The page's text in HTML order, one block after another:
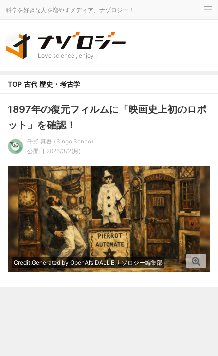
科学を好きな人を増やすメディア、ナゾロジー！
Love science , enjoy !
TOP 古代 歴史・考古学
1897年の復元フィルムに「映画史上初のロボ
ット」を確認！
千野 真吾
Singo Senno
公開日 2026/3/2(月)
Credit:Generated by OpenAI’s DALL·E,ナゾロジー編集部